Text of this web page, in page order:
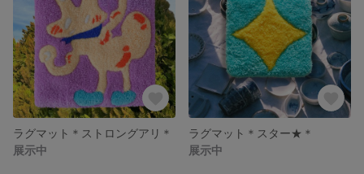
ラグマット＊ストロングアリ＊
展示中
ラグマット＊スター★＊
展示中